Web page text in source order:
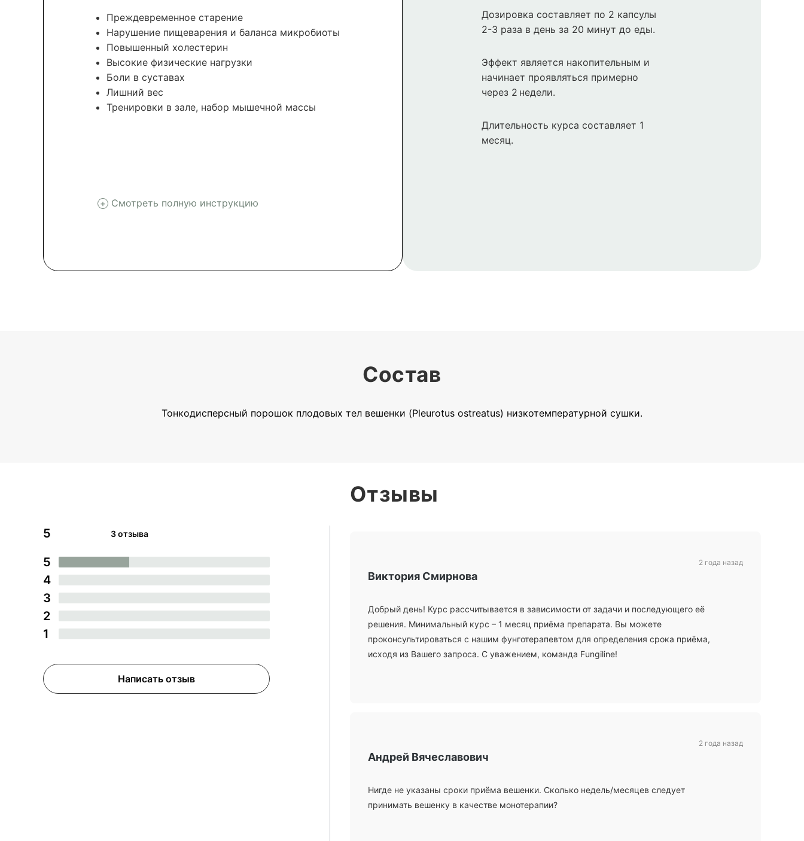
Преждевременное старение
Нарушение пищеварения и баланса микробиоты
Повышенный холестерин
Высокие физические нагрузки
Боли в суставах
Лишний вес
Тренировки в зале, набор мышечной массы
Смотреть полную инструкцию
Дозировка составляет по 2 капсулы
2-3 раза в день за 20 минут до еды.
Эффект является накопительным и
начинает проявляться примерно
через 2 недели.
Длительность курса составляет 1
месяц.
Состав
Тонкодисперсный порошок плодовых тел вешенки (Pleurotus ostreatus) низкотемпературной сушки.
5 3 отзыва
5
4
3
2
1
Написать отзыв
Отзывы
Виктория Смирнова
Добрый день! Курс рассчитывается в зависимости от задачи и последующего её
решения. Минимальный курс – 1 месяц приёма препарата. Вы можете
проконсультироваться с нашим фунготерапевтом для определения срока приёма,
исходя из Вашего запроса. С уважением, команда Fungiline!
2 года назад
Андрей Вячеславович
Нигде не указаны сроки приёма вешенки. Сколько недель/месяцев следует
принимать вешенку в качестве монотерапии?
2 года назад